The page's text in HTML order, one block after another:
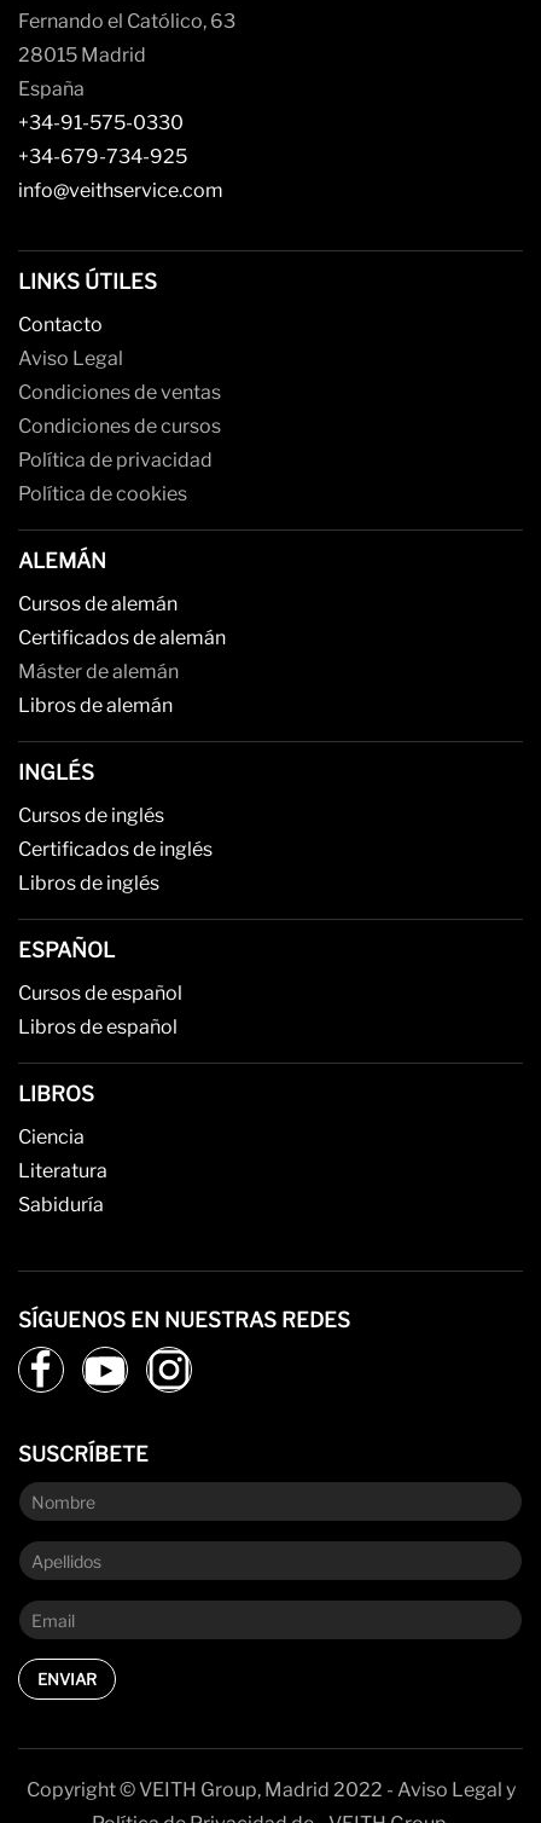
Fernando el Católico, 63
28015 Madrid
España
+34-91-575-0330
+34-679-734-925
info@veithservice.com
LINKS ÚTILES
Contacto
Aviso Legal
Condiciones de ventas
Condiciones de cursos
Política de privacidad
Política de cookies
ALEMÁN
Cursos de alemán
Certificados de alemán
Máster de alemán
Libros de alemán
INGLÉS
Cursos de inglés
Certificados de inglés
Libros de inglés
ESPAÑOL
Cursos de español
Libros de español
LIBROS
Ciencia
Literatura
Sabiduría
SÍGUENOS EN NUESTRAS REDES
SUSCRÍBETE
ENVIAR
Copyright © VEITH Group, Madrid 2022 - Aviso Legal y